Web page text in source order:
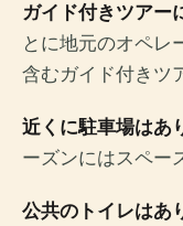
ガイド付きツアー
とに地元のオペレ
含むガイド付きツ
近くに駐車場はあ
ーズンにはスペー
公共のトイレはあ